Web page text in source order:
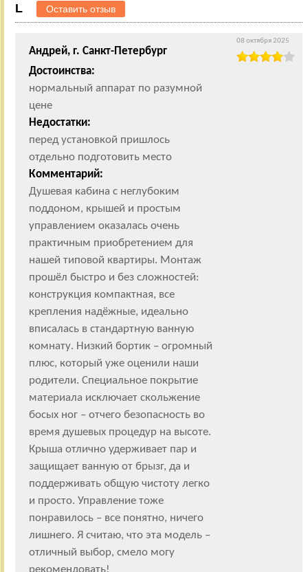
L
Оставить отзыв
Андрей, г. Санкт-Петербург
Достоинства:
нормальный аппарат по разумной
цене
Недостатки:
перед установкой пришлось
отдельно подготовить место
Комментарий:
Душевая кабина с неглубоким
поддоном, крышей и простым
управлением оказалась очень
практичным приобретением для
нашей типовой квартиры. Монтаж
прошёл быстро и без сложностей:
конструкция компактная, все
крепления надёжные, идеально
вписалась в стандартную ванную
комнату. Низкий бортик – огромный
плюс, который уже оценили наши
родители. Специальное покрытие
материала исключает скольжение
босых ног – отчего безопасность во
время душевых процедур на высоте.
Крыша отлично удерживает пар и
защищает ванную от брызг, да и
поддерживать общую чистоту легко
и просто. Управление тоже
понравилось – все понятно, ничего
лишнего. Я считаю, что эта модель –
отличный выбор, смело могу
рекомендовать!
08 октября 2025